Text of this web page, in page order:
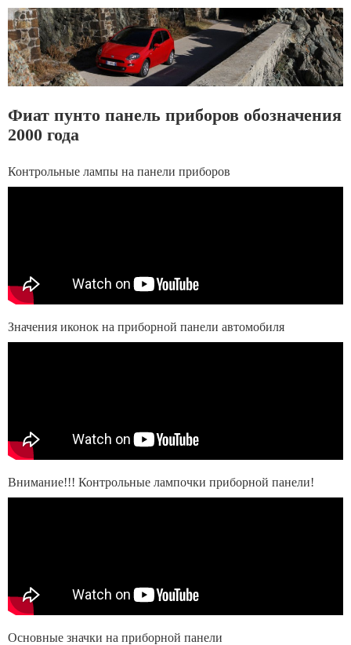
Фиат пунто панель приборов обозначения
2000 года
Контрольные лампы на панели приборов
Значения иконок на приборной панели автомобиля
Внимание!!! Контрольные лампочки приборной панели!
Основные значки на приборной панели